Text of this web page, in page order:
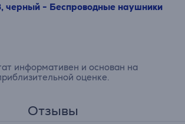
черный - Беспроводные наушники
информативен и основан на
оценке.
Отзывы